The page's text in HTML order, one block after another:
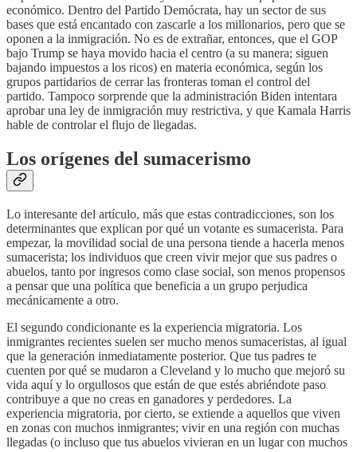
económico. Dentro del Partido Demócrata, hay un sector de sus
bases que está encantado con zascarle a los millonarios, pero que se
oponen a la inmigración. No es de extrañar, entonces, que el GOP
bajo Trump se haya movido hacia el centro (a su manera; siguen
bajando impuestos a los ricos) en materia económica, según los
grupos partidarios de cerrar las fronteras toman el control del
partido. Tampoco sorprende que la administración Biden intentara
aprobar una ley de inmigración muy restrictiva, y que Kamala Harris
hable de controlar el flujo de llegadas.
Los orígenes del sumacerismo
Lo interesante del artículo, más que estas contradicciones, son los
determinantes que explican por qué un votante es sumacerista. Para
empezar, la movilidad social de una persona tiende a hacerla menos
sumacerista; los individuos que creen vivir mejor que sus padres o
abuelos, tanto por ingresos como clase social, son menos propensos
a pensar que una política que beneficia a un grupo perjudica
mecánicamente a otro.
El segundo condicionante es la experiencia migratoria. Los
inmigrantes recientes suelen ser mucho menos sumaceristas, al igual
que la generación inmediatamente posterior. Que tus padres te
cuenten por qué se mudaron a Cleveland y lo mucho que mejoró su
vida aquí y lo orgullosos que están de que estés abriéndote paso
contribuye a que no creas en ganadores y perdedores. La
experiencia migratoria, por cierto, se extiende a aquellos que viven
en zonas con muchos inmigrantes; vivir en una región con muchas
llegadas (o incluso que tus abuelos vivieran en un lugar con muchos